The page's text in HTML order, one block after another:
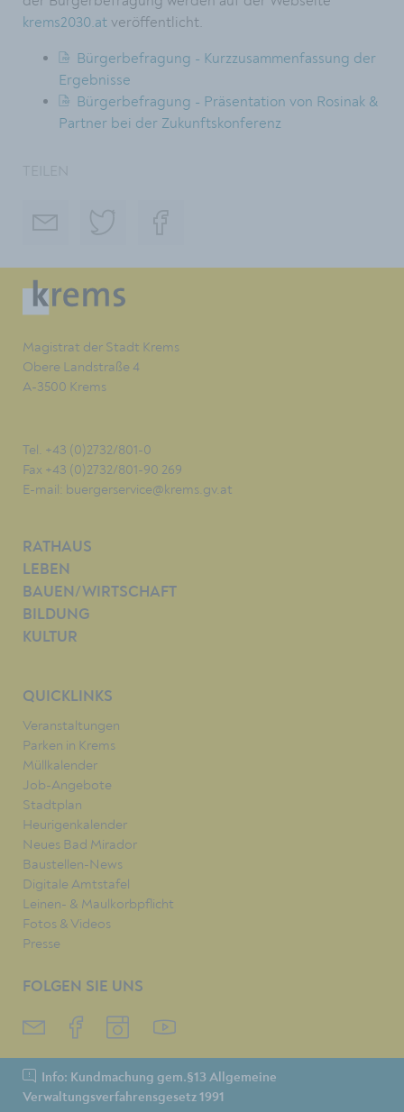
krems2030.at veröffentlicht.
Bürgerbefragung - Kurzzusammenfassung der
Ergebnisse
Bürgerbefragung - Präsentation von Rosinak &
Partner bei der Zukunftskonferenz
Magistrat der Stadt Krems
Obere Landstraße 4
A-3500 Krems
Tel. +43 (0)2732/801-0
Fax +43 (0)2732/801-90 269
E-mail: buergerservice@krems.gv.at
RATHAUS
LEBEN
BAUEN/WIRTSCHAFT
BILDUNG
KULTUR
QUICKLINKS
Veranstaltungen
Parken in Krems
Müllkalender
Job-Angebote
Stadtplan
Heurigenkalender
Neues Bad Mirador
Baustellen-News
Digitale Amtstafel
Leinen- & Maulkorbpflicht
Fotos & Videos
Presse
FOLGEN SIE UNS
Info: Kundmachung gem.§13 Allgemeine
Verwaltungsverfahrensgesetz 1991